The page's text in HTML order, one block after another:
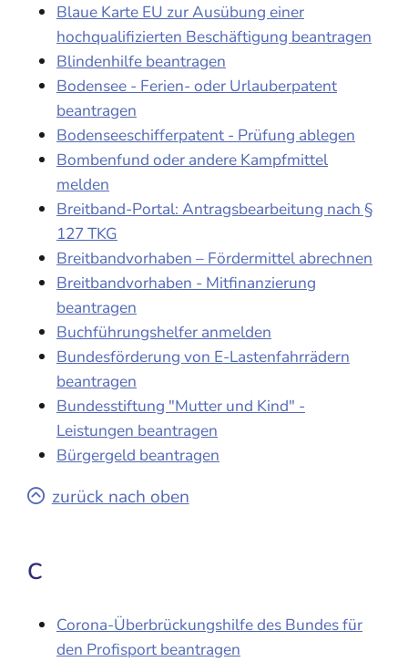
Blaue Karte EU zur Ausübung einer
hochqualifizierten Beschäftigung beantragen
Blindenhilfe beantragen
Bodensee - Ferien- oder Urlauberpatent
beantragen
Bodenseeschifferpatent - Prüfung ablegen
Bombenfund oder andere Kampfmittel
melden
Breitband-Portal: Antragsbearbeitung nach §
127 TKG
Breitbandvorhaben – Fördermittel abrechnen
Breitbandvorhaben - Mitfinanzierung
beantragen
Buchführungshelfer anmelden
Bundesförderung von E-Lastenfahrrädern
beantragen
Bundesstiftung "Mutter und Kind" -
Leistungen beantragen
Bürgergeld beantragen
zurück nach oben
C
Corona-Überbrückungshilfe des Bundes für
den Profisport beantragen